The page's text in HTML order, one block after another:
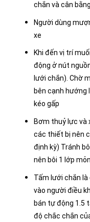
chắn và cân
Người dùng
xe
Khi đến vị trí
động ở nút
lưới chắn). Chờ
bên cạnh
kéo gấp
Bơm thuỷ lực và
các thiết bị nên
định kỳ) Tránh
nên bôi 1 lớp
Tấm lưới chắn
vào người điều
bán tự động 1.5
độ chắc chắn